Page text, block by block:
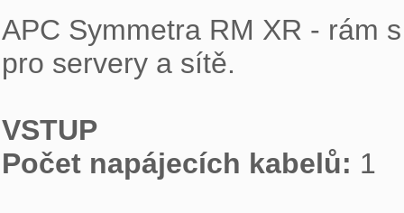
APC Symmetra RM XR - rám
pro servery a sítě.
VSTUP
Počet napájecích kabelů: 1